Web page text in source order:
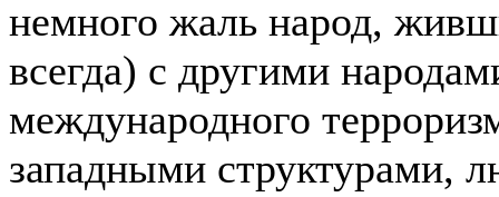
немного жаль народ,
всегда) с другими
международного
западными структурами,